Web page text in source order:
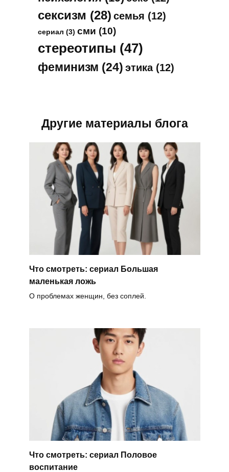
сексизм (28) семья (12)
сериал (3) сми (10)
стереотипы (47)
феминизм (24) этика(12)
Другие материалы блога
Что смотреть: сериал Большая
маленькая ложь
О проблемах женщин, без соплей.
Что смотреть: сериал Половое
воспитание